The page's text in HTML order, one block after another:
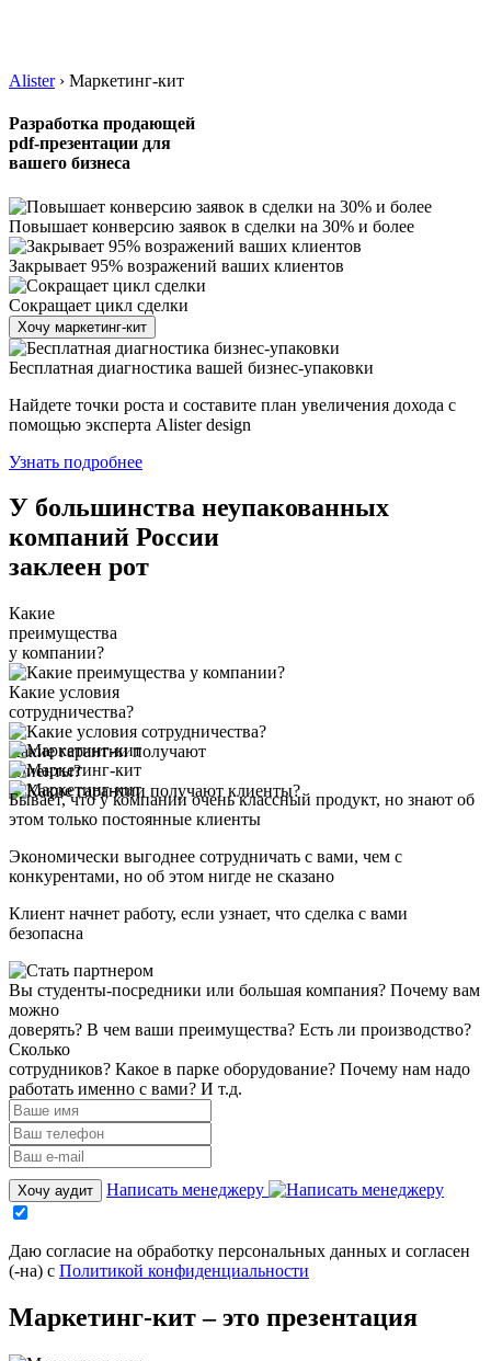
Alister› Маркетинг-кит
Разработка продающей
pdf-презентации для
вашего бизнеса
Повышает конверсию заявок в сделки на 30% и более
Закрывает 95% возражений ваших клиентов
Сокращает цикл сделки
Хочу маркетинг-кит
Бесплатная диагностика вашей бизнес-упаковки
Найдете точки роста и составите план увеличения дохода с
помощью эксперта Alister design
Узнать подробнее
У большинства неупакованных
компаний России
заклеен рот
Какие
преимущества
у компании?
Какие условия
сотрудничества?
Какие гарантии получают
клиенты?
Бывает, что у компании очень классный продукт, но знают об
этом только постоянные клиенты
Экономически выгоднее сотрудничать с вами, чем с
конкурентами, но об этом нигде не сказано
Клиент начнет работу, если узнает, что сделка с вами
безопасна
Вы студенты-посредники или большая компания? Почему вам
можно
доверять? В чем ваши преимущества? Есть ли производство?
Сколько
сотрудников? Какое в парке оборудование? Почему нам надо
работать именно с вами? И т.д.
Хочу аудит Написать менеджеру
Даю согласие на обработку персональных данных и согласен
(-на) с Политикой конфиденциальности
Маркетинг-кит– это презентация